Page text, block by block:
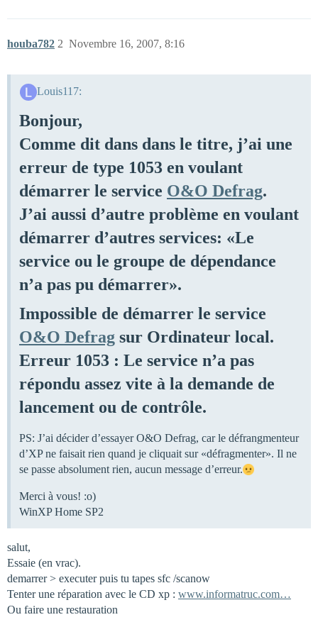
houba782 Novembre 16, 2007, 8:16
2
Louis117:
Bonjour,
Comme dit dans dans le titre, j’ai une
erreur de type 1053 en voulant
démarrer le service O&O Defrag.
J’ai aussi d’autre problème en voulant
démarrer d’autres services: «Le
service ou le groupe de dépendance
n’a pas pu démarrer».
Impossible de démarrer le service
O&O Defrag sur Ordinateur local.
Erreur 1053 : Le service n’a pas
répondu assez vite à la demande de
lancement ou de contrôle.
PS: J’ai décider d’essayer O&O Defrag, car le défrangmenteur
d’XP ne faisait rien quand je cliquait sur «défragmenter». Il ne
se passe absolument rien, aucun message d’erreur.
Merci à vous! :o)
WinXP Home SP2
salut,
Essaie (en vrac).
demarrer > executer puis tu tapes sfc /scanow
Tenter une réparation avec le CD xp : www.informatruc.com…
Ou faire une restauration